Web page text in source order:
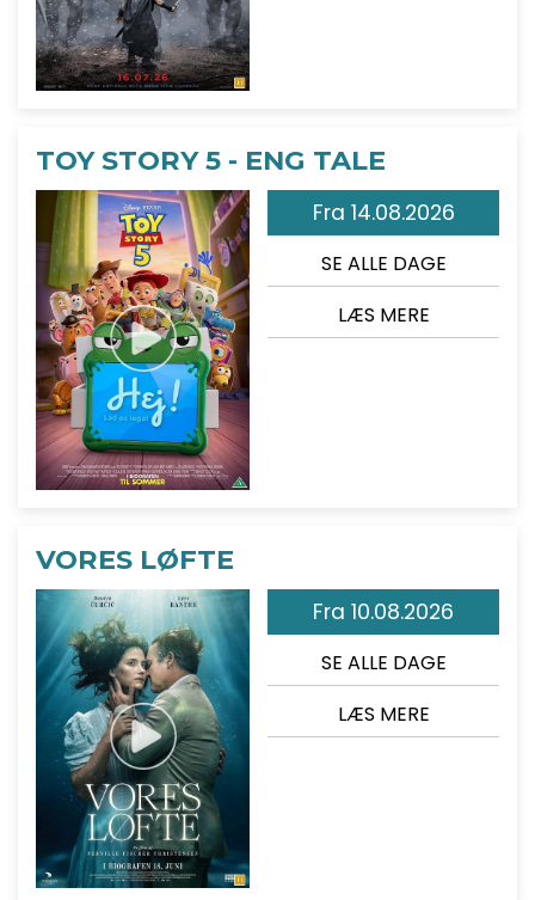
TOY STORY 5 - ENG TALE
Fra 14.08.2026
SE ALLE DAGE
LÆS MERE
VORES LØFTE
Fra 10.08.2026
SE ALLE DAGE
LÆS MERE